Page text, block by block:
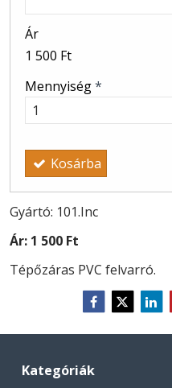
Ár
1 500 Ft
Mennyiség*
Kosárba
Gyártó: 101.Inc
Ár: 1 500 Ft
Tépőzáras PVC felvarró.
Kategóriák